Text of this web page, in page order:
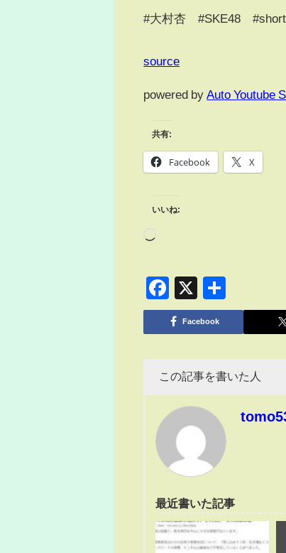
#大村杏 #SKE48
source
powered by Auto Youtube
共有:
Facebook X
いいね:
Facebook
X
有
Facebook
この記事を書いた人
最近書いた記事